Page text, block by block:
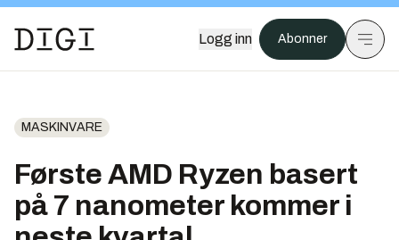
Logg inn Abonner
MASKINVARE
Første AMD Ryzen basert
på 7 nanometer kommer i